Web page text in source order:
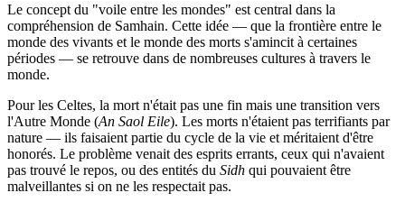
Le concept du "voile entre les mondes" est central dans la
compréhension de Samhain. Cette idée — que la frontière entre le
monde des vivants et le monde des morts s'amincit à certaines
périodes — se retrouve dans de nombreuses cultures à travers le
monde.
Pour les Celtes, la mort n'était pas une fin mais une transition vers
l'Autre Monde (An Saol Eile). Les morts n'étaient pas terrifiants par
nature — ils faisaient partie du cycle de la vie et méritaient d'être
honorés. Le problème venait des esprits errants, ceux qui n'avaient
pas trouvé le repos, ou des entités du Sidh qui pouvaient être
malveillantes si on ne les respectait pas.